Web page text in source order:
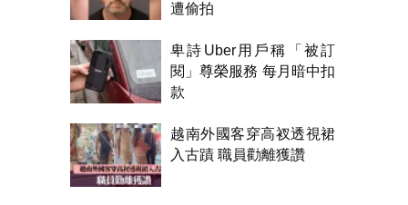
遭偷拍
卑詩Uber用戶稱「被訂
閱」尊榮服務 每月暗中扣
款
越南外國客穿高衩透視裙
入古蹟 職員勸離獲讚